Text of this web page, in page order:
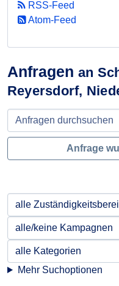
Anfragen an
Reyersdorf,
Anfrage
Mehr Suchoptionen
RSS-Feed
Atom-Feed